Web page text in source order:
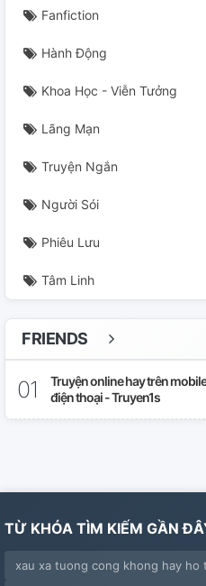
Fanfiction
Hành Động
Khoa Học - Viễn Tưởng
Lãng Mạn
Truyện Ngắn
Người Sói
Phiêu Lưu
Tâm Linh
FRIENDS
Truyện online hay trên
điện thoại - Truyen1s
TỪ KHÓA TÌM KIẾM GẦN
xau xa tuong cong khong hay ho